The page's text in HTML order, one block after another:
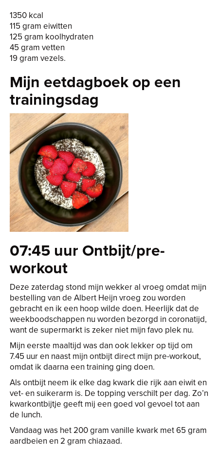
1350 kcal
115 gram eiwitten
125 gram koolhydraten
45 gram vetten
19 gram vezels.
Mijn eetdagboek op een
trainingsdag
07:45 uur Ontbijt/pre-
workout
Deze zaterdag stond mijn wekker al vroeg omdat mijn
bestelling van de Albert Heijn vroeg zou worden
gebracht en ik een hoop wilde doen. Heerlijk dat de
weekboodschappen nu worden bezorgd in coronatijd,
want de supermarkt is zeker niet mijn favo plek nu.
Mijn eerste maaltijd was dan ook lekker op tijd om
7.45 uur en naast mijn ontbijt direct mijn pre-workout,
omdat ik daarna een training ging doen.
Als ontbijt neem ik elke dag kwark die rijk aan eiwit en
vet- en suikerarm is. De topping verschilt per dag. Zo’n
kwarkontbijtje geeft mij een goed vol gevoel tot aan
de lunch.
Vandaag was het 200 gram vanille kwark met 65 gram
aardbeien en 2 gram chiazaad.